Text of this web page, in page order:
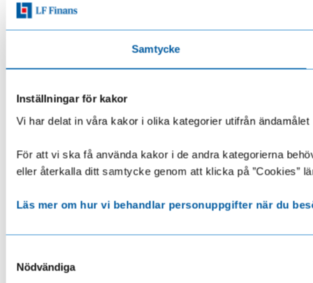
Samtycke
Inställningar för kakor
Vi har delat in våra kakor i olika kategorier utifrån
För att vi ska få använda kakor i de andra kategorierna
eller återkalla ditt samtycke genom att klicka på ”Cookies”
Läs mer om hur vi behandlar personuppgifter när du
Nödvändiga